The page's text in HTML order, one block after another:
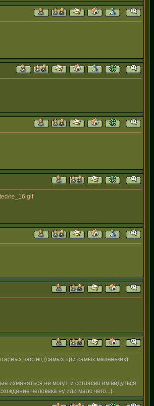
re_16.gif
частиц (самых при самых маленьких),
не могут, и согласно им ведуться
человека ну или мало чего...).